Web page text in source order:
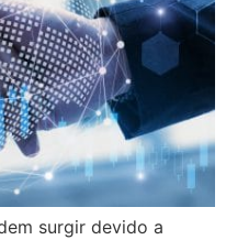
surgir devido a